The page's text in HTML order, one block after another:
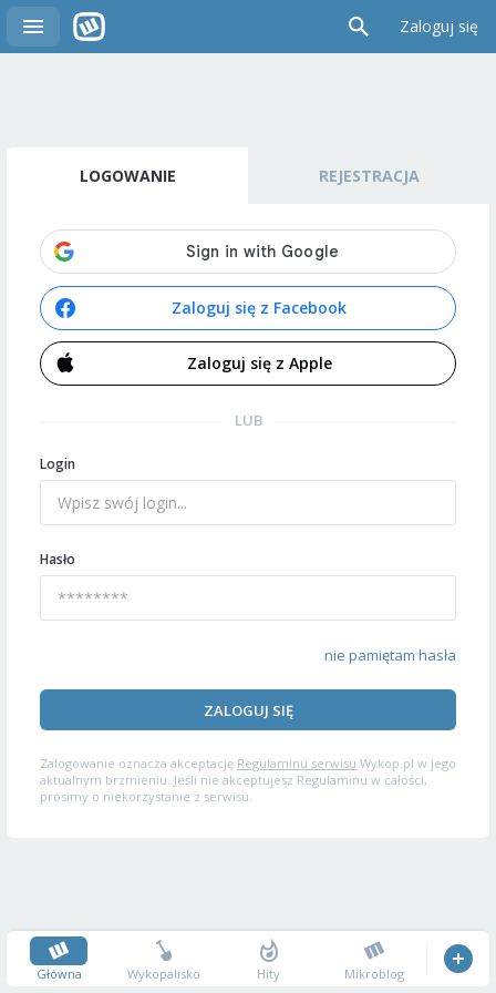
Zaloguj się
LOGOWANIE REJESTRACJA
Zaloguj się z Facebook
Zaloguj się z Apple
LUB
Login
Hasło
nie pamiętam hasła
ZALOGUJ SIĘ
Zalogowanie oznacza akceptację Regulaminu serwisu Wykop.pl w jego
aktualnym brzmieniu. Jeśli nie akceptujesz Regulaminu w całości,
prosimy o niekorzystanie z serwisu.
Główna Wykopalisko Hity Mikroblog